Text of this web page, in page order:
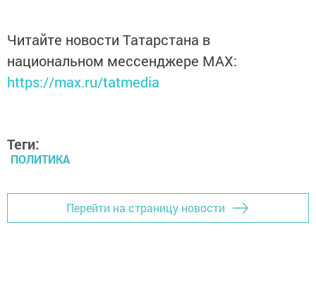
Читайте новости Татарстана в
национальном мессенджере MАХ:
https://max.ru/tatmedia
Теги:
ПОЛИТИКА
Перейти на страницу новости